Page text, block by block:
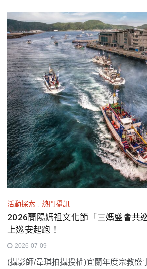
活動探索 , 熱門攝訊
2026蘭陽媽祖文化節「三媽盛會共
上巡安起跑！
2026-07-09
(攝影師/韋琪拍攝授權)宜蘭年度宗教盛